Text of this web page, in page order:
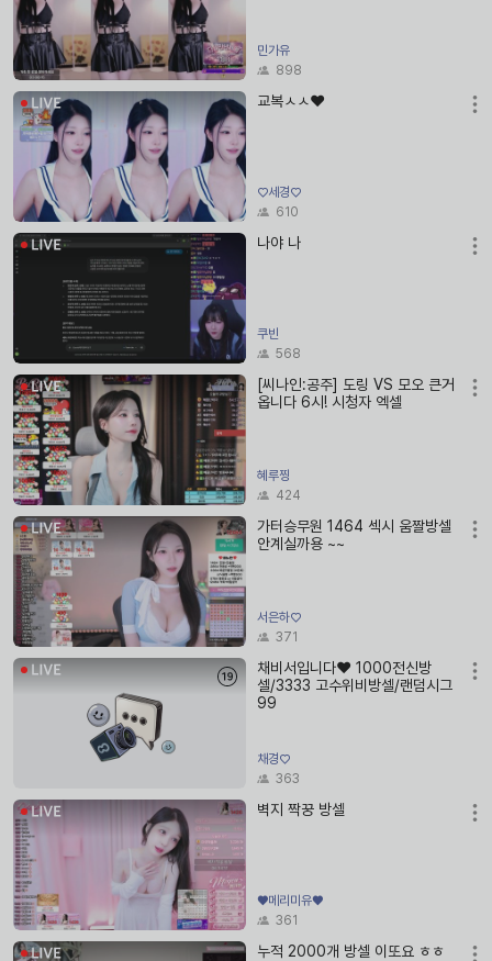
민가유
898
교복ㅅㅅ❤️
♡세경♡
610
나야 나
쿠빈
568
[씨나인:공주] 도링 VS 모오 큰거
옵니다 6시! 시청자 엑셀
혜루찡
424
가터승무원 1464 섹시 움짤방셀
안계실까용 ~~
서은하♡
371
채비서입니다❤️ 1000전신방
셀/3333 고수위비방셀/랜덤시그
99
채경♡
363
벽지 짝꿍 방셀
♥메리미유♥
361
누적 2000개 방셀 이또요 ㅎㅎ